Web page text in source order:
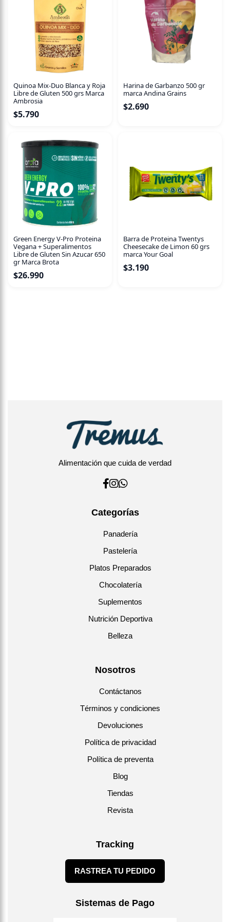
· 4,6 grs de fibra por porción.
· 4,3 grs de carbohidratos netos por porción.
Libre de sellos - Sin azúcar añadida
Quinoa Mix-Duo Blanca y Roja
Libre de Gluten 500 grs Marca
Ambrosia
$5.790
Harina de Garbanzo 500 gr
marca Andina Grains
$2.690
Green Energy V-Pro Proteina
Vegana + Superalimentos
Libre de Gluten Sin Azucar 650
gr Marca Brota
$26.990
Barra de Proteina Twentys
Cheesecake de Limon 60 grs
marca Your Goal
$3.190
Alimentación que cuida de verdad
Categorías
Panadería
Pastelería
Platos Preparados
Chocolatería
Suplementos
Nutrición Deportiva
Belleza
Nosotros
Contáctanos
Términos y condiciones
Devoluciones
Política de privacidad
Política de preventa
Blog
Tiendas
Revista
Tracking
RASTREA TU PEDIDO
Sistemas de Pago